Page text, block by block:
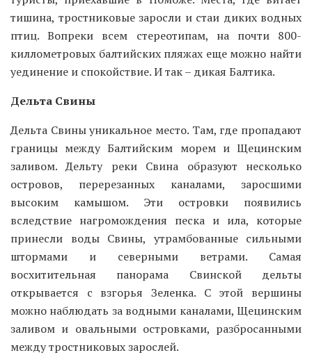
тишина, тростниковые заросли и стаи диких водных
птиц. Вопреки всем стереотипам, на почти 800-
киллометровых балтийских пляжах еще можно найти
уединение и спокойствие. И так – дикая Балтика.
Дельта Свины
Дельта Свины уникальное место. Там, где пропадают
границы между Балтийским морем и Щецинским
заливом. Дельту реки Свина образуют несколько
островов, перерезанных каналами, заросшими
высоким камышом. Эти островки появились
вследствие нагромождения песка и ила, которые
принесли воды Свины, утрамбованные сильными
штормами и северными ветрами. Самая
восхитительная панорама Свинской дельты
открывается с взгорья Зеленка. С этой вершины
можно наблюдать за водными каналами, Щецинским
заливом и овальными островками, разбросанными
между тростниковых зарослей.